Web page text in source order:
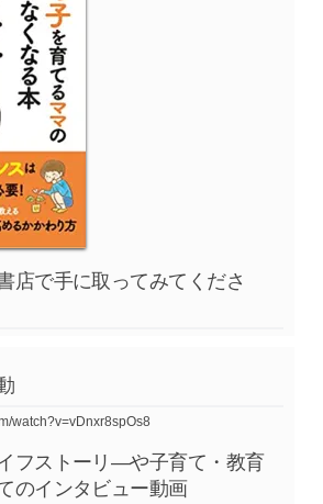
店で手に取ってみてくださ
watch?v=vDnxr8spOs8
フストーリ―や子育て・教育
のインタビュー動画